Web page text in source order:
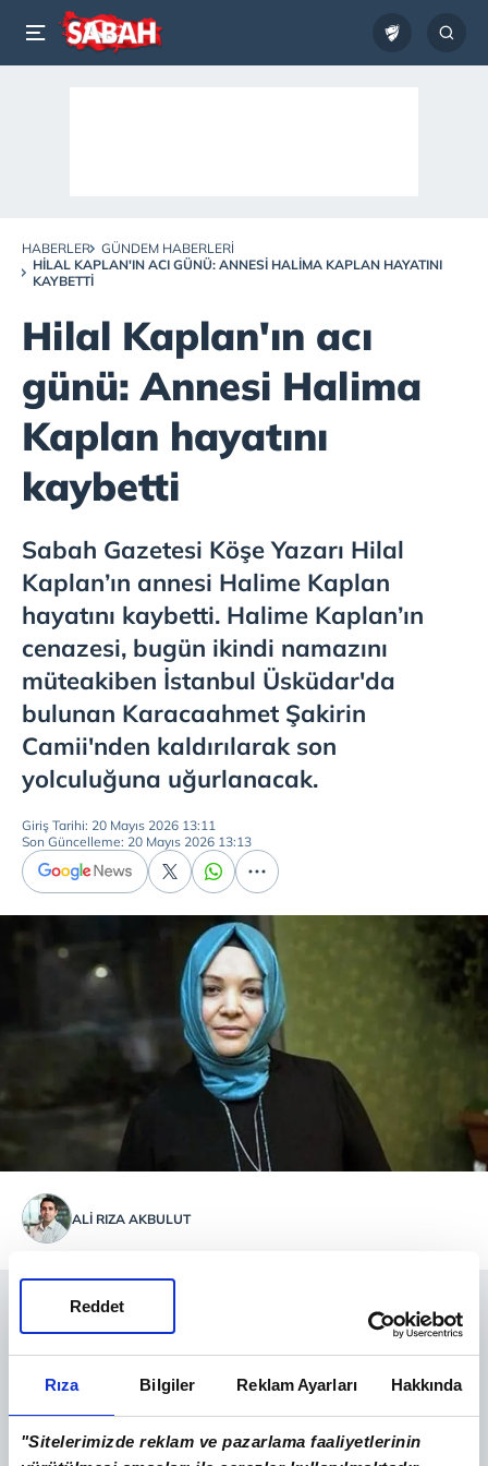
Rıza Bilgiler Reklam Ayarları Hakkında
"Sitelerimizde reklam ve pazarlama faaliyetlerinin
Reddet
HABERLER
GÜNDEM HABERLERI
HILAL KAPLAN'IN ACI GÜNÜ: ANNESI HALIMA KAPLAN HAYATINI
KAYBETTI
Hilal Kaplan'ın acı
günü: Annesi Halima
Kaplan hayatını
kaybetti
Sabah Gazetesi Köşe Yazarı Hilal
Kaplan’ın annesi Halime Kaplan
hayatını kaybetti. Halime Kaplan’ın
cenazesi, bugün ikindi namazını
müteakiben İstanbul Üsküdar'da
bulunan Karacaahmet Şakirin
Camii'nden kaldırılarak son
yolculuğuna uğurlanacak.
Giriş Tarihi: 20 Mayıs 2026 13:11
Son Güncelleme: 20 Mayıs 2026 13:13
ALI RIZA AKBULUT